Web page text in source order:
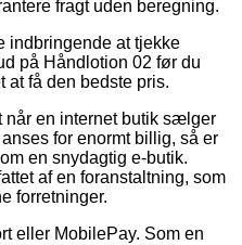
fragt uden beregning.
indbringende at tjekke
på Håndlotion 02 før du
at få den bedste pris.
når en internet butik sælger
for enormt billig, så er
en snydagtig e-butik.
af en foranstaltning, som
forretninger.
eller MobilePay. Som en